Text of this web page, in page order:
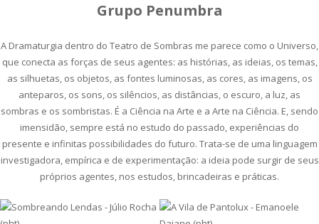
Grupo Penumbra
A Dramaturgia dentro do Teatro de Sombras me parece como o Universo,
que conecta as forças de seus agentes: as histórias, as ideias, os temas,
as silhuetas, os objetos, as fontes luminosas, as cores, as imagens, os
anteparos, os sons, os silêncios, as distâncias, o escuro, a luz, as
sombras e os sombristas. É a Ciência na Arte e a Arte na Ciência. E, sendo
imensidão, sempre está no estudo do passado, experiências do
presente e infinitas possibilidades do futuro. Trata-se de uma linguagem
investigadora, empírica e de experimentação: a ideia pode surgir de seus
próprios agentes, nos estudos, brincadeiras e práticas.